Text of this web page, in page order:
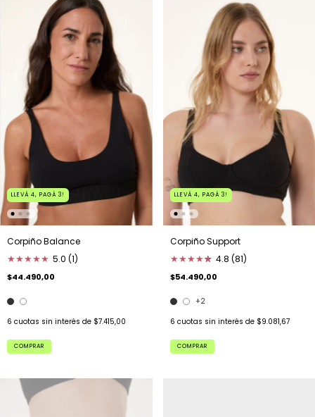
LLEVÁ 4, PAGÁ 3!
Corpiño Balance
★★★★★ 5.0 (1)
$44.490,00
6 cuotas sin interés de $7.415,00
COMPRAR
LLEVÁ 4, PAGÁ 3!
Corpiño Support
★★★★★
★ 4.8 (81)
$54.490,00
+2
6 cuotas sin interés de $9.081,67
COMPRAR